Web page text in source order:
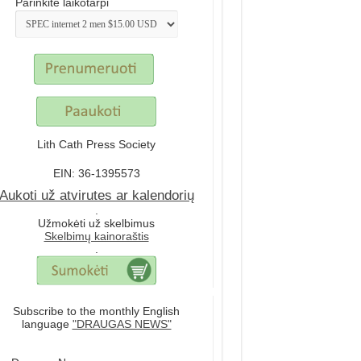
Lith Cath Press Society
EIN: 36-1395573
už atvirutes ar kalendorių
.
Užmokėti už skelbimus
Skelbimų kainoraštis
.
Subscribe to the monthly English
language "DRAUGAS NEWS"